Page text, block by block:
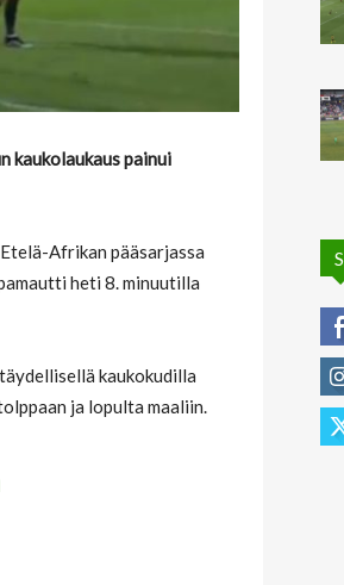
kaukolaukaus painui
Afrikan pääsarjassa
heti 8. minuutilla
kaukokudilla
ja lopulta maaliin.